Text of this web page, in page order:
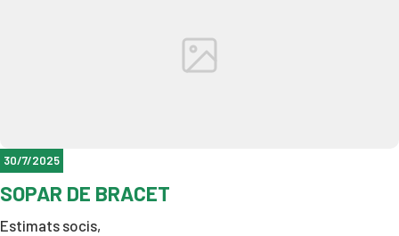
Ens veiem en el pròxim torneig! 💪
30/7/2025
SOPAR DE BRACET
Estimats socis,